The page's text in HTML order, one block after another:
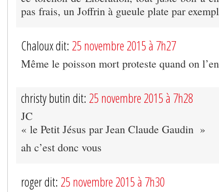
pas frais, un Joffrin à gueule plate par
Chaloux dit: 25 novembre 2015 à 7h27
Même le poisson mort proteste quand on
christy butin dit: 25 novembre 2015 à 7h28
JC
« le Petit Jésus par Jean Claude Gaudin »
ah c’est donc vous
roger dit: 25 novembre 2015 à 7h30